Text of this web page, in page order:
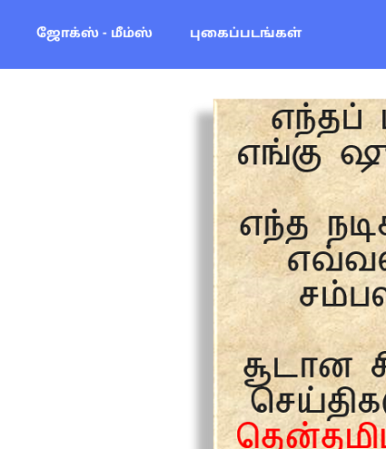
ஜோக்ஸ் - மீம்ஸ் புகைப்படங்கள்